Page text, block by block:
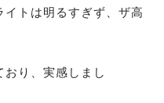
トは明るすぎず、ザ高
おり、実感しまし